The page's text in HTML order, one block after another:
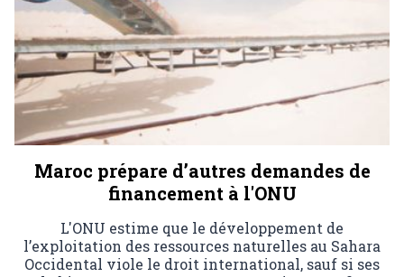
Maroc prépare d’autres demandes de
financement à l'ONU
L'ONU estime que le développement de
l’exploitation des ressources naturelles au Sahara
Occidental viole le droit international, sauf si ses